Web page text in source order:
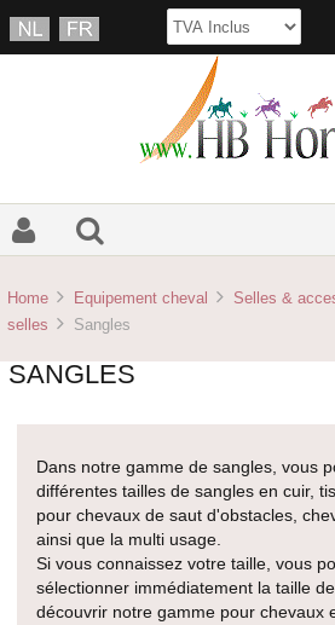
Home Equipement cheval Selles &
selles
Sangles
SANGLES
Dans notre gamme de sangles, vous
différentes tailles de sangles en cuir,
pour chevaux de saut d'obstacles,
ainsi que la multi usage.
Si vous connaissez votre taille, vous
sélectionner immédiatement la taille
découvrir notre gamme pour chevaux